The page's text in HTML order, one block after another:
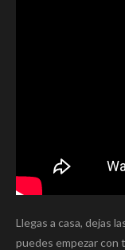
Llegas a casa, dejas
puedes empezar con